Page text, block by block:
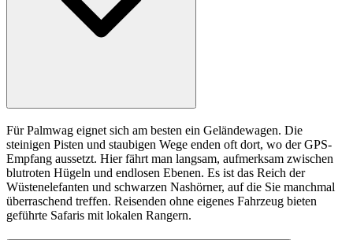
Für Palmwag eignet sich am besten ein Geländewagen. Die
steinigen Pisten und staubigen Wege enden oft dort, wo der GPS-
Empfang aussetzt. Hier fährt man langsam, aufmerksam zwischen
blutroten Hügeln und endlosen Ebenen. Es ist das Reich der
Wüstenelefanten und schwarzen Nashörner, auf die Sie manchmal
überraschend treffen. Reisenden ohne eigenes Fahrzeug bieten
geführte Safaris mit lokalen Rangern.